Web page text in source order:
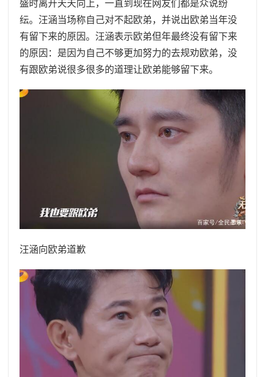
盛时离开天天向上，一直到现在网友们都是众说纷
纭。汪涵当场称自己对不起欧弟，并说出欧弟当年没
有留下来的原因。汪涵表示欧弟但年最终没有留下来
的原因：是因为自己不够更加努力的去规劝欧弟，没
有跟欧弟说很多很多的道理让欧弟能够留下来。
汪涵向欧弟道歉